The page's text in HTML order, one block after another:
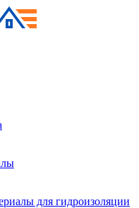
для гидроизоляции